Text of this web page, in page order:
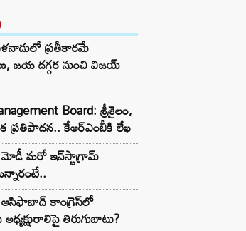
ప్రతీకారమే
జయ దగ్గర నుంచి విజయ్
Board: శ్రీశైలం,
ప్రతిపాదన.. కేఆర్ఎంబీకి లేఖ
మోడీ మరో ఇన్‌స్టాగ్రామ్
ఆసిఫాబాద్ కాంగ్రెస్‌లో
అధ్యక్షురాలిపై తిరుగుబాటు?